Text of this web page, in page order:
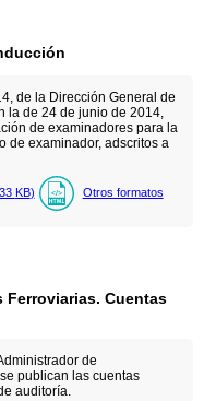
de la Dirección General de
la de 24 de junio de 2014,
de examinadores para la
de examinador, adscritos a
KB) Otros formatos
Cuentas
de
publican las cuentas
auditoría.